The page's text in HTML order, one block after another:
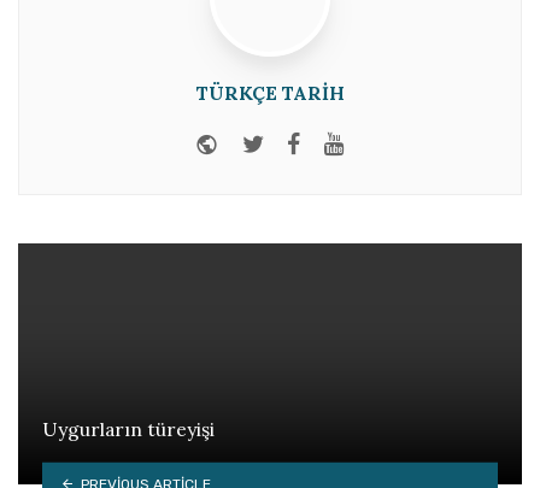
TÜRKÇE TARIH
Website
TwitterFacebook
Uygurların türeyişi
PREVIOUS ARTICLE